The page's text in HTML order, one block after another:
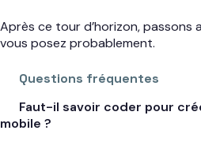
Après ce tour d’horizon, passons
vous posez probablement.
Questions fréquentes
Faut-il savoir coder pour
mobile ?